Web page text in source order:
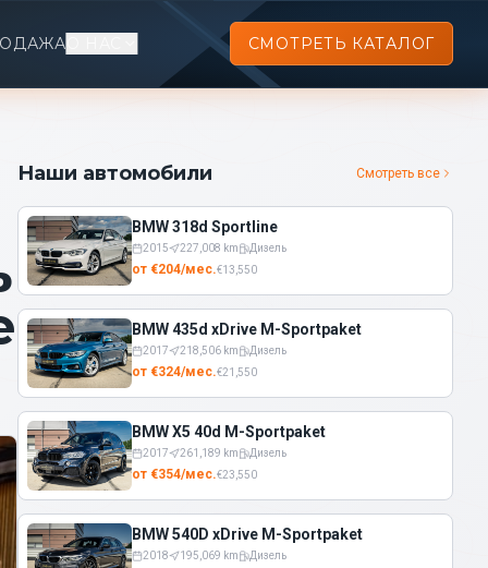
СМОТРЕТЬ КАТАЛОГ
Наши автомобили Смотреть все
BMW 318d Sportline
2015 227,008 km Дизель
от €204/мес.€13,550
BMW 435d xDrive M-Sportpaket
2017 218,506 km Дизель
от €324/мес.€21,550
BMW X5 40d M-Sportpaket
2017 261,189 km Дизель
от €354/мес.€23,550
BMW 540D xDrive M-Sportpaket
2018 195,069 km Дизель